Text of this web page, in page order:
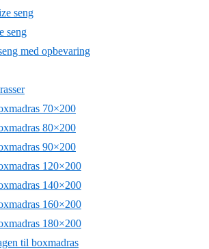
seng
seng
med opbevaring
70×200
80×200
90×200
120×200
140×200
160×200
180×200
til boxmadras